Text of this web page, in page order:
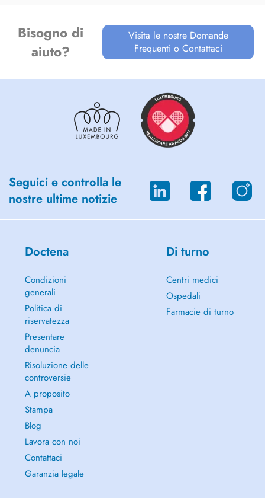
Bisogno di
aiuto?
Visita le nostre Domande
Frequenti o Contattaci
Seguici e controlla le
nostre ultime notizie
Doctena
Condizioni
generali
Politica di
riservatezza
Presentare
denuncia
Risoluzione delle
controversie
A proposito
Stampa
Blog
Lavora con noi
Contattaci
Garanzia legale
Di turno
Centri medici
Ospedali
Farmacie di turno